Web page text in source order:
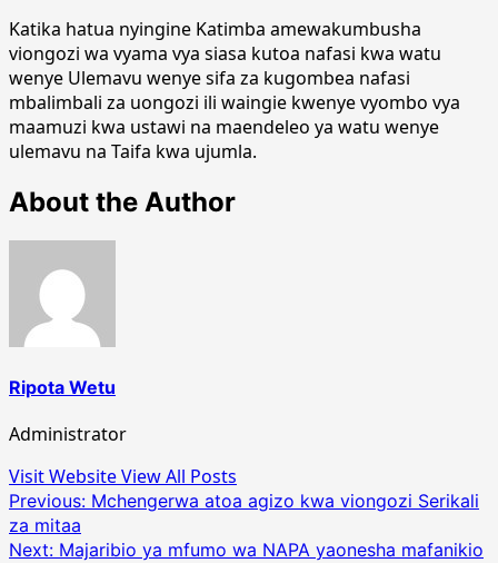
Katika hatua nyingine Katimba amewakumbusha
viongozi wa vyama vya siasa kutoa nafasi kwa watu
wenye Ulemavu wenye sifa za kugombea nafasi
mbalimbali za uongozi ili waingie kwenye vyombo vya
maamuzi kwa ustawi na maendeleo ya watu wenye
ulemavu na Taifa kwa ujumla.
About the Author
Ripota Wetu
Administrator
Visit WebsiteView All Posts
Post
navigation
Previous: Mchengerwa atoa agizo kwa viongozi Serikali
za mitaa
Next: Majaribio ya mfumo wa NAPA yaonesha mafanikio